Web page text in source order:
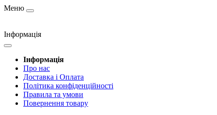
Меню
Інформація
Інформація
Про нас
Доставка і Оплата
Політика конфіденційності
Правила та умови
Повернення товару